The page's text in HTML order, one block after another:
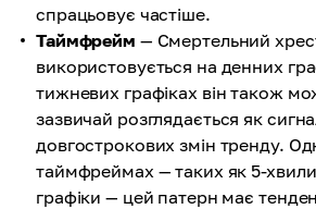
спрацьовує частіше.
Таймфрейм — Смертельний
використовується на денних
тижневих графіках він також
зазвичай розглядається як
довгострокових змін тренду.
таймфреймах — таких як 5-
графіки — цей патерн має